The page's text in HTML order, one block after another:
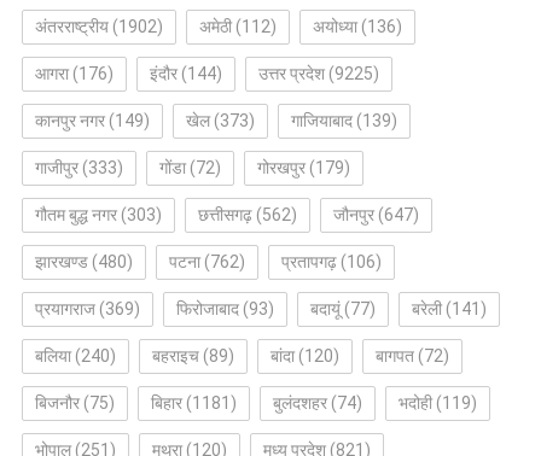
अंतरराष्ट्रीय(1902) अमेठी(112) अयोध्या(136)
आगरा(176) इंदौर(144) उत्तर प्रदेश(9225)
कानपुर नगर(149) खेल(373) गाजियाबाद(139)
गाजीपुर(333) गोंडा(72) गोरखपुर(179)
गौतम बुद्ध नगर(303) छत्तीसगढ़(562) जौनपुर(647)
झारखण्ड(480) पटना(762) प्रतापगढ़(106)
प्रयागराज(369) फिरोजाबाद(93) बदायूं(77) बरेली(141)
बलिया(240) बहराइच(89) बांदा(120) बागपत(72)
बिजनौर(75) बिहार(1181) बुलंदशहर(74) भदोही(119)
भोपाल(251) मथुरा(120) मध्य प्रदेश(821)